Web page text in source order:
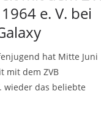
e. V. bei
hat Mitte Juni
mit dem ZVB
wieder das beliebte